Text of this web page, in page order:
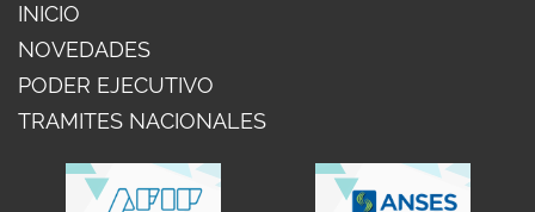
INICIO
NOVEDADES
PODER EJECUTIVO
TRAMITES NACIONALES